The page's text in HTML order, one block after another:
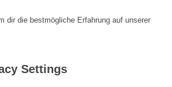
dir die bestmögliche Erfahrung auf unserer
Settings